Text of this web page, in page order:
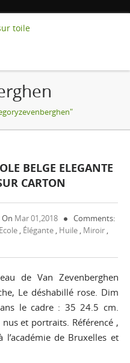
toile
BELGE ELEGANTE
CARTON
On Mar 01,2018
Comments:
Ecole , Élégante , Huile , Miroir ,
de Van Zevenberghen
Le déshabillé rose. Dim
le cadre : 35 24.5 cm.
et portraits. Référencé ,
de Bruxelles et